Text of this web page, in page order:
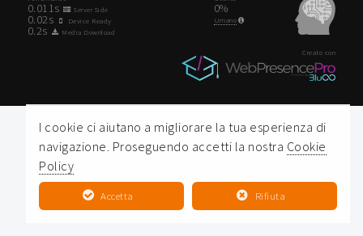
0.011s Server Side
0.02s Device Ready
0.2s Media Download
0%
Umano
Creato con
I cookie ci aiutano a migliorare la tua esperienza di
navigazione. Proseguendo accetti la nostra Cookie
Policy
Accetta Rifiuta